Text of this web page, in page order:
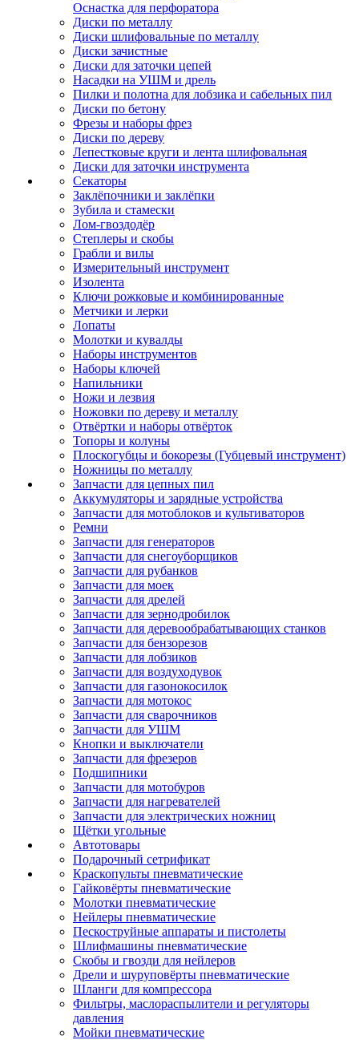
Оснастка для перфоратора
Диски по металлу
Диски шлифовальные по металлу
Диски зачистные
Диски для заточки цепей
Насадки на УШМ и дрель
Пилки и полотна для лобзика и сабельных пил
Диски по бетону
Фрезы и наборы фрез
Диски по дереву
Лепестковые круги и лента шлифовальная
Диски для заточки инструмента
Секаторы
Заклёпочники и заклёпки
Зубила и стамески
Лом-гвоздодёр
Степлеры и скобы
Грабли и вилы
Измерительный инструмент
Изолента
Ключи рожковые и комбинированные
Метчики и лерки
Лопаты
Молотки и кувалды
Наборы инструментов
Наборы ключей
Напильники
Ножи и лезвия
Ножовки по дереву и металлу
Отвёртки и наборы отвёрток
Топоры и колуны
Плоскогубцы и бокорезы (Губцевый инструмент)
Ножницы по металлу
Запчасти для цепных пил
Аккумуляторы и зарядные устройства
Запчасти для мотоблоков и культиваторов
Ремни
Запчасти для генераторов
Запчасти для снегоуборщиков
Запчасти для рубанков
Запчасти для моек
Запчасти для дрелей
Запчасти для зернодробилок
Запчасти для деревообрабатывающих станков
Запчасти для бензорезов
Запчасти для лобзиков
Запчасти для воздуходувок
Запчасти для газонокосилок
Запчасти для мотокос
Запчасти для сварочников
Запчасти для УШМ
Кнопки и выключатели
Запчасти для фрезеров
Подшипники
Запчасти для мотобуров
Запчасти для нагревателей
Запчасти для электрических ножниц
Щётки угольные
Автотовары
Подарочный сетрификат
Краскопульты пневматические
Гайковёрты пневматические
Молотки пневматические
Нейлеры пневматические
Пескоструйные аппараты и пистолеты
Шлифмашины пневматические
Скобы и гвозди для нейлеров
Дрели и шуруповёрты пневматические
Шланги для компрессора
Фильтры, маслораспылители и регуляторы
давления
Мойки пневматические